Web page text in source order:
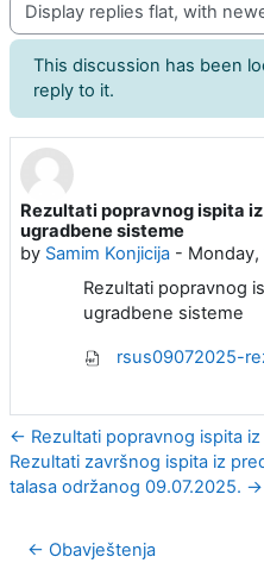
This discussion has been
reply to it.
Rezultati popravnog ispita
ugradbene sisteme
by Samim Konjicija - Monday,
Number of replies: 0
Rezultati popravnog
ugradbene sisteme
rsus09072025-
← Rezultati popravnog ispita
Rezultati završnog ispita iz
talasa održanog 09.07.2025. →
← Obavještenja